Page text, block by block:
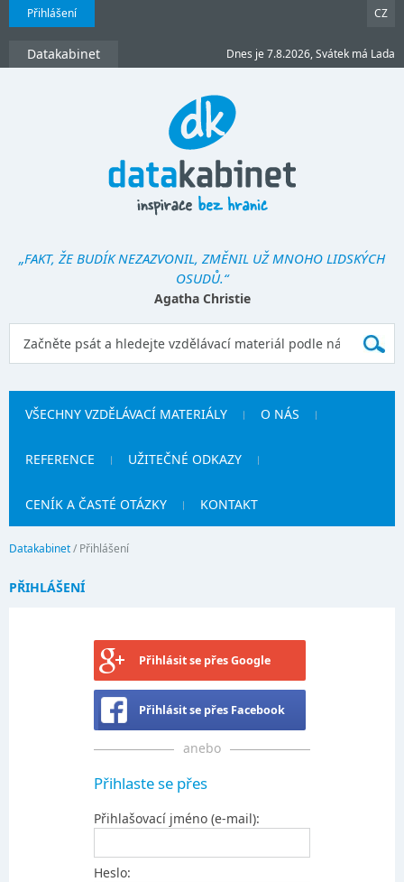
Přihlášení CZ
Datakabinet Dnes je 7.8.2026, Svátek má Lada
„FAKT, ŽE BUDÍK NEZAZVONIL, ZMĚNIL UŽ MNOHO LIDSKÝCH
OSUDŮ.“
Agatha Christie
VŠECHNY VZDĚLÁVACÍ MATERIÁLY O NÁS
REFERENCE UŽITEČNÉ ODKAZY
CENÍK A ČASTÉ OTÁZKY KONTAKT
Datakabinet/ Přihlášení
PŘIHLÁŠENÍ
Přihlásit se přes Google
Přihlásit se přes Facebook
anebo
Přihlaste se přes
Přihlašovací jméno (e-mail):
Heslo: